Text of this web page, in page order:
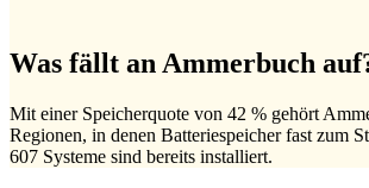
Was fällt an Ammerbuch
Mit einer Speicherquote von 42 % gehört
Regionen, in denen Batteriespeicher fast zum
607 Systeme sind bereits installiert.